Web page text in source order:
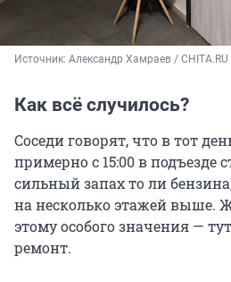
Источник: Александр Хамраев / СHITA.RU
Как всё случилось?
Соседи говорят, что в тот
примерно с 15:00 в подъезде
сильный запах то ли
на несколько этажей выше.
этому особого значения —
ремонт.